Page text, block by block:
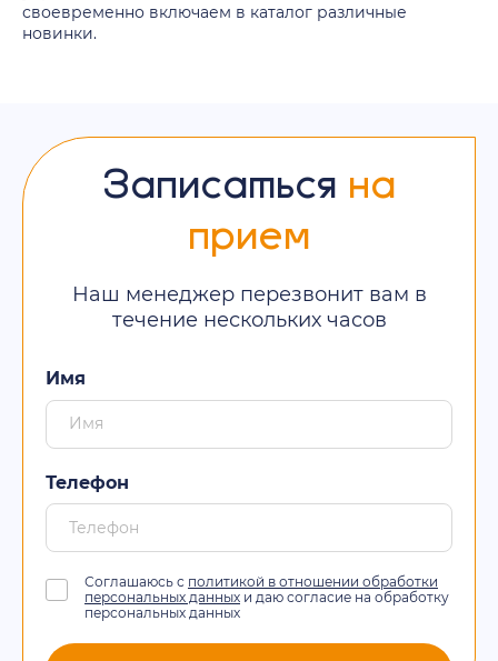
своевременно включаем в каталог различные
новинки.
Записаться на
прием
Наш менеджер перезвонит вам в
течение нескольких часов
Имя
Телефон
Соглашаюсь с политикой в отношении обработки
персональных данных и даю согласие на обработку
персональных данных